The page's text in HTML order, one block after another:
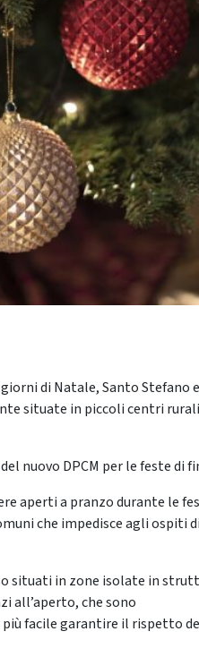
di Natale, Santo Stefano
situate in piccoli centri
nuovo DPCM per le feste di
aperti a pranzo durante le
che impedisce agli ospiti
situati in zone isolate in
all’aperto, che sono
più facile garantire il rispetto